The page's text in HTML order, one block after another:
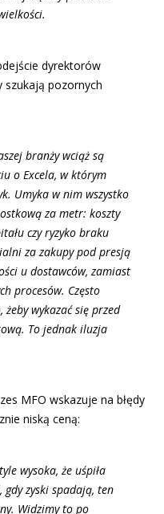
dyrektorów
szukają pozornych
branży wciąż są
o Excela, w którym
Umyka w nim wszystko
za metr: koszty
czy ryzyko braku
za zakupy pod presją
u dostawców, zamiast
procesów. Często
wykazać się przed
To jednak iluzja
MFO wskazuje na błędy
niską ceną:
wysoka, że uśpiła
gdy zyski spadają, ten
Widzimy to po